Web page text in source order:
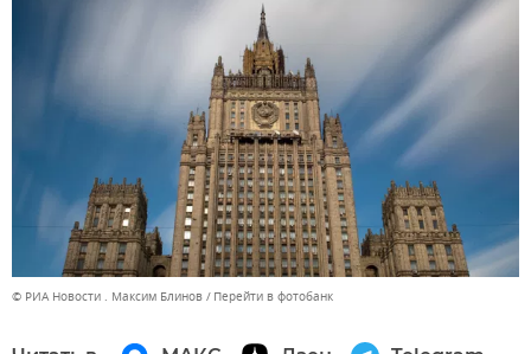
© РИА Новости . Максим Блинов Перейти в фотобанк